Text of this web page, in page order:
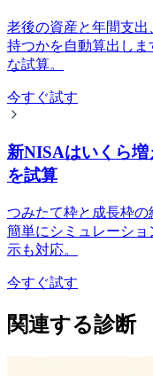
老後の資産と年間支
持つかを自動算出し
な試算。
今すぐ試す
新NISAはいくら増
を試算
つみたて枠と成長枠
簡単にシミュレーシ
示も対応。
今すぐ試す
関連する診断